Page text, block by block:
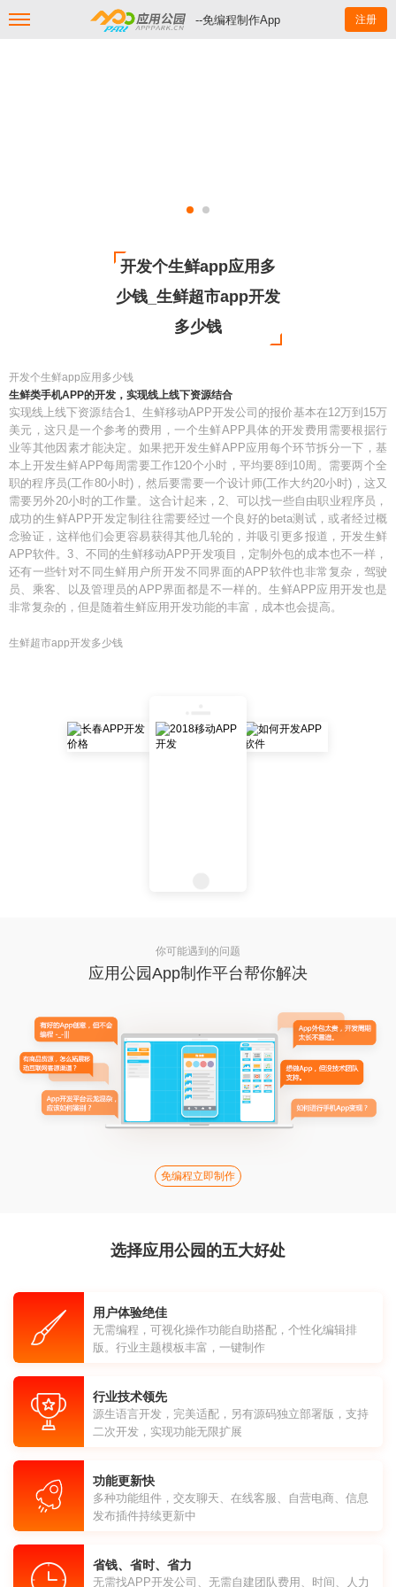
--免编程制作App 注册
开发个生鲜app应用多
少钱_生鲜超市app开发
多少钱
开发个生鲜app应用多少钱
生鲜类手机APP的开发，实现线上线下资源结合
实现线上线下资源结合1、生鲜移动APP开发公司的报价基本在12万到15万
美元，这只是一个参考的费用，一个生鲜APP具体的开发费用需要根据行
业等其他因素才能决定。如果把开发生鲜APP应用每个环节拆分一下，基
本上开发生鲜APP每周需要工作120个小时，平均要8到10周。需要两个全
职的程序员(工作80小时)，然后要需要一个设计师(工作大约20小时)，这又
需要另外20小时的工作量。这合计起来，2、可以找一些自由职业程序员，
成功的生鲜APP开发定制往往需要经过一个良好的beta测试，或者经过概
念验证，这样他们会更容易获得其他几轮的，并吸引更多报道，开发生鲜
APP软件。3、不同的生鲜移动APP开发项目，定制外包的成本也不一样，
还有一些针对不同生鲜用户所开发不同界面的APP软件也非常复杂，驾驶
员、乘客、以及管理员的APP界面都是不一样的。生鲜APP应用开发也是
非常复杂的，但是随着生鲜应用开发功能的丰富，成本也会提高。
生鲜超市app开发多少钱
你可能遇到的问题
应用公园App制作平台帮你解决
免编程立即制作
选择应用公园的五大好处
用户体验绝佳
无需编程，可视化操作功能自助搭配，个性化编辑排
版。行业主题模板丰富，一键制作
行业技术领先
源生语言开发，完美适配，另有源码独立部署版，支持
二次开发，实现功能无限扩展
功能更新快
多种功能组件，交友聊天、在线客服、自营电商、信息
发布插件持续更新中
省钱、省时、省力
无需找APP开发公司、无需自建团队费用、时间、人力